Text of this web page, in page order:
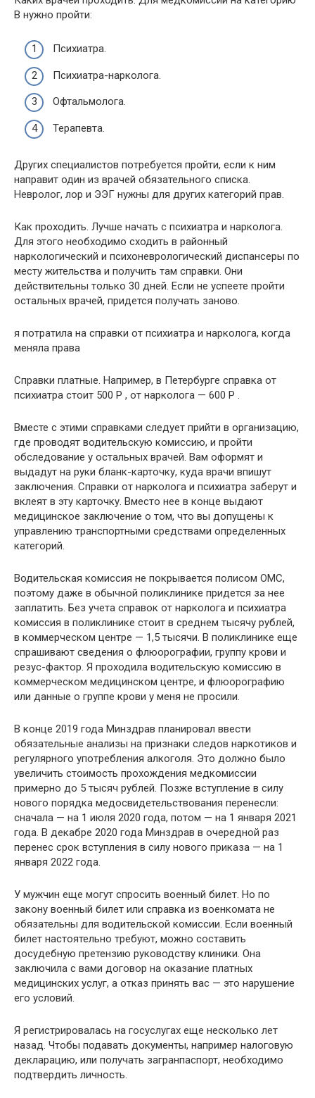
В нужно пройти:
Психиатра.
Психиатра-нарколога.
Офтальмолога.
Терапевта.
Других специалистов потребуется пройти, если к ним
направит один из врачей обязательного списка.
Невролог, лор и ЭЭГ нужны для других категорий прав.
Как проходить. Лучше начать с психиатра и нарколога.
Для этого необходимо сходить в районный
наркологический и психоневрологический диспансеры по
месту жительства и получить там справки. Они
действительны только 30 дней. Если не успеете пройти
остальных врачей, придется получать заново.
я потратила на справки от психиатра и нарколога, когда
меняла права
Справки платные. Например, в Петербурге справка от
психиатра стоит 500 Р , от нарколога — 600 Р .
Вместе с этими справками следует прийти в организацию,
где проводят водительскую комиссию, и пройти
обследование у остальных врачей. Вам оформят и
выдадут на руки бланк-карточку, куда врачи впишут
заключения. Справки от нарколога и психиатра заберут и
вклеят в эту карточку. Вместо нее в конце выдают
медицинское заключение о том, что вы допущены к
управлению транспортными средствами определенных
категорий.
Водительская комиссия не покрывается полисом ОМС,
поэтому даже в обычной поликлинике придется за нее
заплатить. Без учета справок от нарколога и психиатра
комиссия в поликлинике стоит в среднем тысячу рублей,
в коммерческом центре — 1,5 тысячи. В поликлинике еще
спрашивают сведения о флюорографии, группу крови и
резус-фактор. Я проходила водительскую комиссию в
коммерческом медицинском центре, и флюорографию
или данные о группе крови у меня не просили.
В конце 2019 года Минздрав планировал ввести
обязательные анализы на признаки следов наркотиков и
регулярного употребления алкоголя. Это должно было
увеличить стоимость прохождения медкомиссии
примерно до 5 тысяч рублей. Позже вступление в силу
нового порядка медосвидетельствования перенесли:
сначала — на 1 июля 2020 года, потом — на 1 января 2021
года. В декабре 2020 года Минздрав в очередной раз
перенес срок вступления в силу нового приказа — на 1
января 2022 года.
У мужчин еще могут спросить военный билет. Но по
закону военный билет или справка из военкомата не
обязательны для водительской комиссии. Если военный
билет настоятельно требуют, можно составить
досудебную претензию руководству клиники. Она
заключила с вами договор на оказание платных
медицинских услуг, а отказ принять вас — это нарушение
его условий.
Я регистрировалась на госуслугах еще несколько лет
назад. Чтобы подавать документы, например налоговую
декларацию, или получать загранпаспорт, необходимо
подтвердить личность.